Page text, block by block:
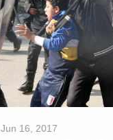
Jun 16, 2017